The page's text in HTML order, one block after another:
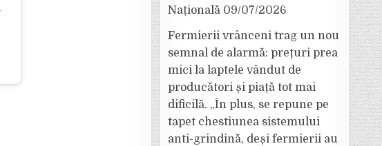
Națională 09/07/2026
Fermierii vrânceni trag un nou
semnal de alarmă: prețuri prea
mici la laptele vândut de
producători și piață tot mai
dificilă. „În plus, se repune pe
tapet chestiunea sistemului
anti-grindină, deși fermierii au